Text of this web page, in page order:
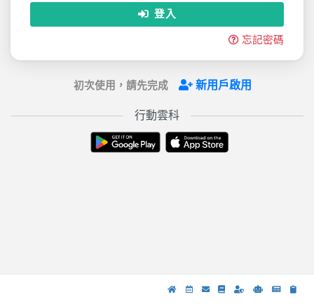
登入
忘記密碼
初次使用，請先完成 新用戶啟用
行動雲科